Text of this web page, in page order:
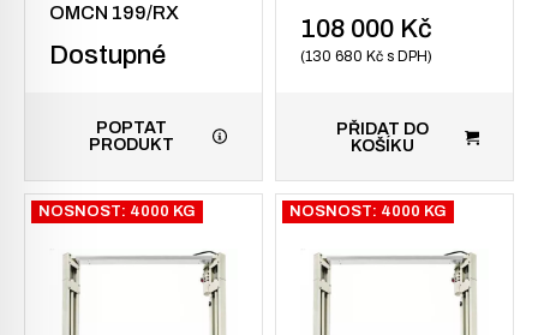
OMCN 199/RX
Dostupné
POPTAT
PRODUKT
108 000 Kč
130 680 Kč s DPH
PŘIDAT DO
KOŠÍKU
NOSNOST: 4000 KG NOSNOST: 4000 KG